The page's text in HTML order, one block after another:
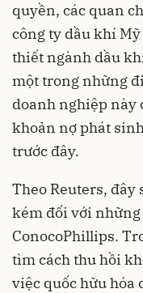
quyền, các quan
công ty dầu khí
thiết ngành dầu
một trong những
doanh nghiệp này
khoản nợ phát
trước đây.
Theo Reuters, đây
kém đối với
ConocoPhillips.
tìm cách thu hồi
việc quốc hữu hóa